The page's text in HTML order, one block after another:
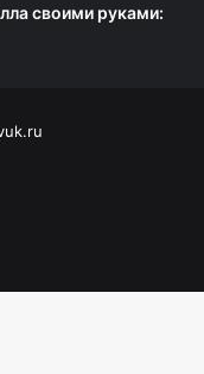
своими руками: